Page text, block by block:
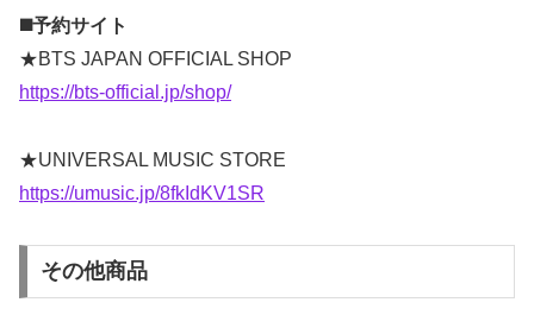
◼️予約サイト
★BTS JAPAN OFFICIAL SHOP
https://bts-official.jp/shop/
★UNIVERSAL MUSIC STORE
https://umusic.jp/8fkIdKV1SR
その他商品